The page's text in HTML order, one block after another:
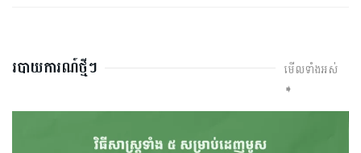
របាយការណ៍ថ្មីៗ
មើលទាំងអស់
➧